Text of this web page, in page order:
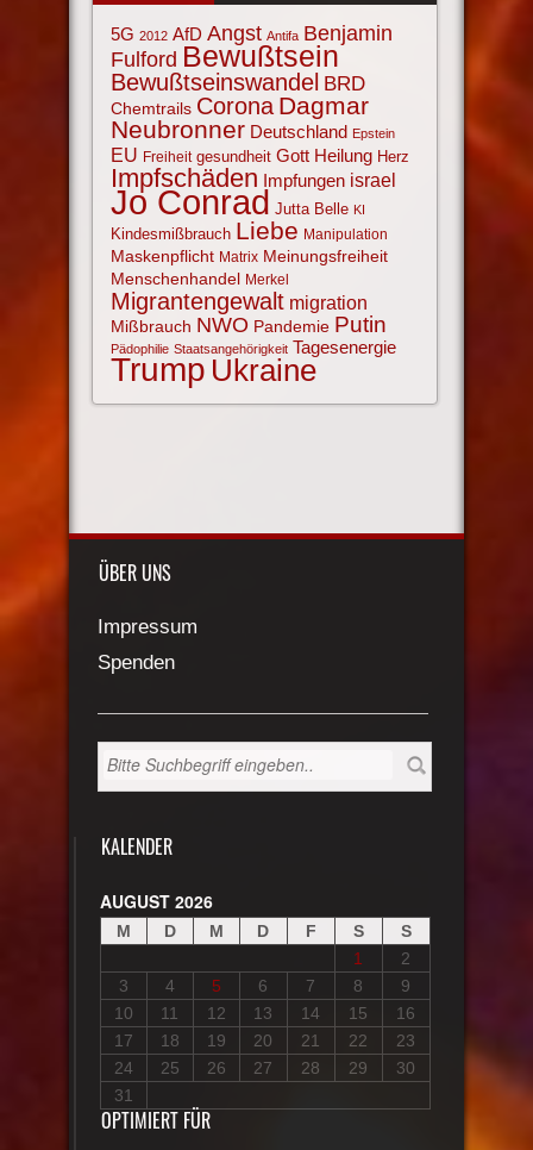
5G 2012 AfD Angst Antifa Benjamin
Fulford Bewußtsein
Bewußtseinswandel BRD
Chemtrails Corona Dagmar
Neubronner Deutschland Epstein
EU Freiheit gesundheit Gott Heilung Herz
Impfschäden Impfungen israel
Jo Conrad Jutta Belle KI
Kindesmißbrauch Liebe Manipulation
Maskenpflicht Matrix Meinungsfreiheit
Menschenhandel Merkel
Migrantengewalt migration
Mißbrauch NWO Pandemie Putin
Pädophilie Staatsangehörigkeit Tagesenergie
Trump Ukraine
ÜBER UNS
Impressum
Spenden
KALENDER
AUGUST 2026
M D M D F S
S
1
2
3
4 5 6 7 8
9
10
11 12 13 14 15
16
17
18 19 20 21 22
23
24
25 26 27 28 29
30
31
OPTIMIERT FÜR